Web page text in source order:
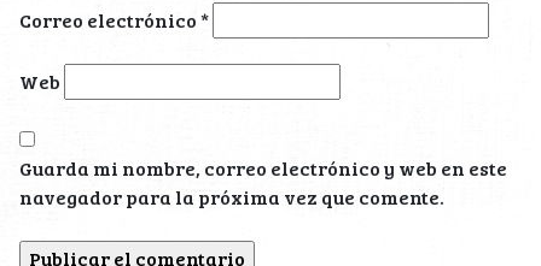
Correo electrónico*
Web
Guarda mi nombre, correo electrónico y web en este
navegador para la próxima vez que comente.